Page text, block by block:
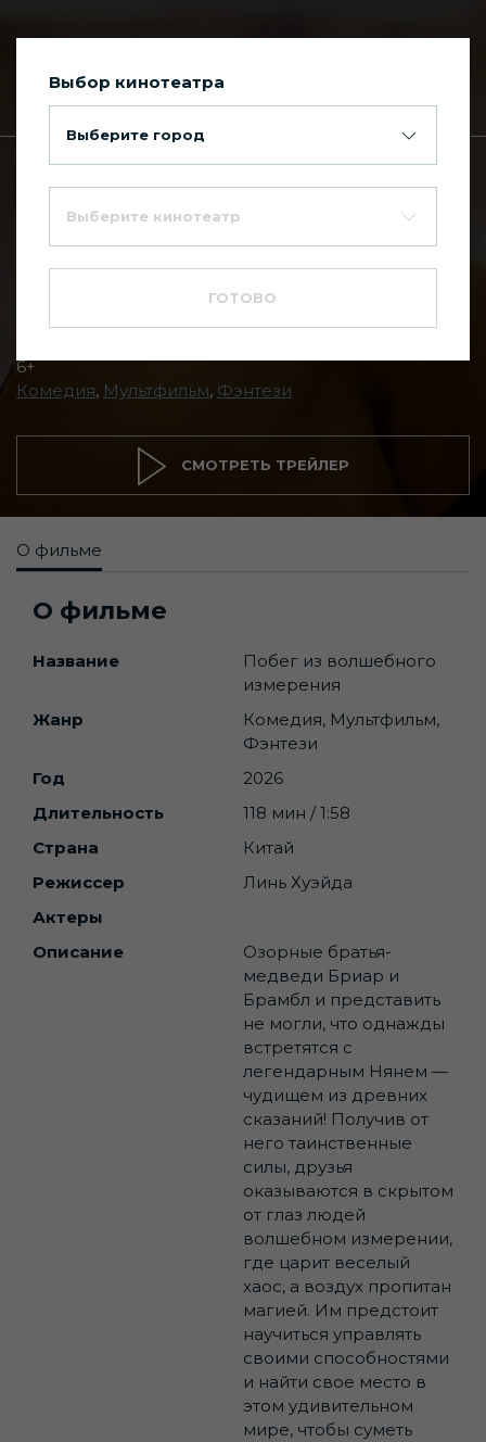
Побег из
волшебного
6+
Комедия, Мультфильм, Фэнтези
СМОТРЕТЬ ТРЕЙЛЕР
О фильме
О фильме
Название
Побег из волшебного
измерения
Жанр
Комедия, Мультфильм,
Фэнтези
Год
2026
Длительность
118 мин / 1:58
Страна
Китай
Режиссер
Линь Хуэйда
Актеры
Описание
Озорные братья-
медведи Бриар и
Брамбл и представить
не могли, что однажды
встретятся с
легендарным Нянем —
чудищем из древних
сказаний! Получив от
него таинственные
силы, друзья
оказываются в скрытом
от глаз людей
волшебном измерении,
где царит веселый
хаос, а воздух пропитан
магией. Им предстоит
научиться управлять
своими способностями
и найти свое место в
этом удивительном
мире, чтобы суметь
Выбор кинотеатра
Выберите город
Выберите кинотеатр
ГОТОВО